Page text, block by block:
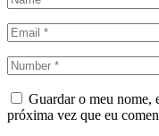
Guardar o meu nome,
próxima vez que eu